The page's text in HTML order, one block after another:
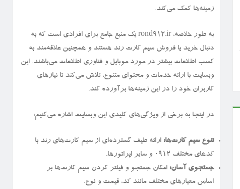
زمینه‌ها کمک می‌کند.
به طور خلاصه، rond912.ir یک منبع جامع برای افرادی است که به
دنبال خرید یا فروش سیم کارت رند هستند و همچنین علاقه‌مند به
کسب اطلاعات بیشتر در مورد موبایل و فناوری اطلاعات می‌باشند. این
وبسایت با ارائه خدمات و محتوای متنوع، تلاش می‌کند تا نیازهای
کاربران خود را در این زمینه‌ها برآورده کند.
در اینجا به برخی از ویژگی‌های کلیدی این وبسایت اشاره می‌کنیم:
تنوع سیم کارت‌ها: ارائه طیف گسترده‌ای از سیم کارت‌های رند با
کدهای مختلف ۰۹۱۲ و سایر اپراتورها.
جستجوی آسان: امکان جستجو و فیلتر کردن سیم کارت‌ها بر
اساس معیارهای مختلف مانند کد، قیمت و نوع.